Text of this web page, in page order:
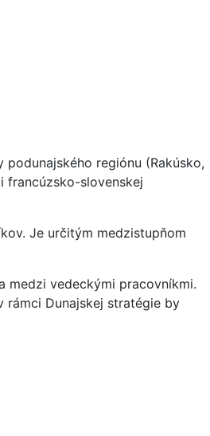
regiónu (Rakúsko,
francúzsko-slovenskej
Je určitým medzistupňom
medzi vedeckými pracovníkmi.
rámci Dunajskej stratégie by